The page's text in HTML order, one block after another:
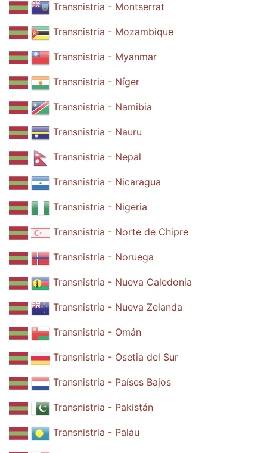
Transnistria - Montserrat
Transnistria - Mozambique
Transnistria - Myanmar
Transnistria - Níger
Transnistria - Namibia
Transnistria - Nauru
Transnistria - Nepal
Transnistria - Nicaragua
Transnistria - Nigeria
Transnistria - Norte de Chipre
Transnistria - Noruega
Transnistria - Nueva Caledonia
Transnistria - Nueva Zelanda
Transnistria - Omán
Transnistria - Osetia del Sur
Transnistria - Países Bajos
Transnistria - Pakistán
Transnistria - Palau